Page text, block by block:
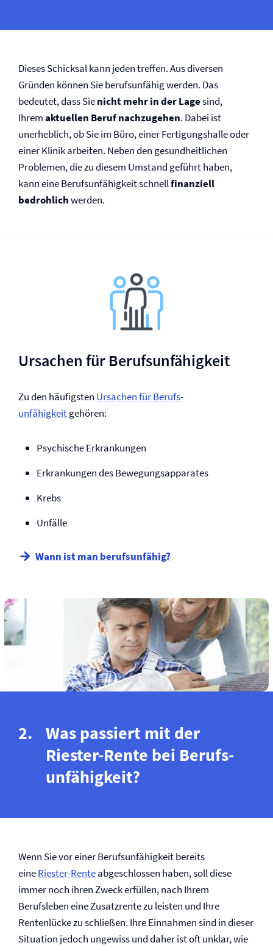
Dieses Schicksal kann jeden treffen. Aus diversen
Gründen können Sie berufsunfähig werden. Das
bedeutet, dass Sienicht mehr in der Lagesind,
Ihremaktuellen Beruf nachzugehen. Dabei ist
unerheblich, ob Sie im Büro, einer Fertigungshalle oder
einer Klinik arbeiten. Neben den gesund­heitlichen
Problemen, die zu diesem Umstand geführt haben,
kann eine Berufs­unfähigkeit schnellfinanziell
bedrohlichwerden.
Ursachen für Berufs­unfähigkeit
Zu den häufigsten Ursachen für Berufs­
unfähigkeitgehören:
Psychische Erkrankungen
Erkrankungen des Bewegungsapparates
Krebs
Unfälle
Wann ist man berufsunfähig?
Was passiert mit der
Riester-Rente bei Berufs­
unfähigkeit?
Wenn Sie vor einer Berufs­unfähigkeit bereits
eineRiester-Renteabgeschlossen haben, soll diese
immer noch ihren Zweck erfüllen, nach Ihrem
Berufsleben eine Zusatzrente zu leisten und Ihre
Rentenlücke zu schließen. Ihre Einnahmen sind in dieser
Situation jedoch ungewiss und daher ist oft unklar, wie